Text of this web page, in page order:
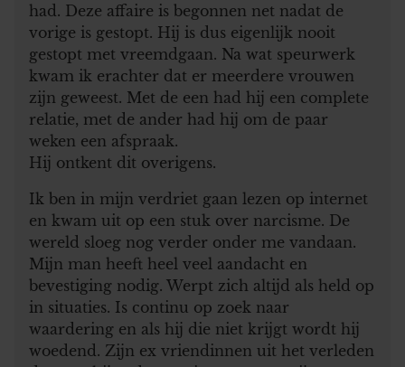
had. Deze affaire is begonnen net nadat de
vorige is gestopt. Hij is dus eigenlijk nooit
gestopt met vreemdgaan. Na wat speurwerk
kwam ik erachter dat er meerdere vrouwen
zijn geweest. Met de een had hij een complete
relatie, met de ander had hij om de paar
weken een afspraak.
Hij ontkent dit overigens.
Ik ben in mijn verdriet gaan lezen op internet
en kwam uit op een stuk over narcisme. De
wereld sloeg nog verder onder me vandaan.
Mijn man heeft heel veel aandacht en
bevestiging nodig. Werpt zich altijd als held op
in situaties. Is continu op zoek naar
waardering en als hij die niet krijgt wordt hij
woedend. Zijn ex vriendinnen uit het verleden